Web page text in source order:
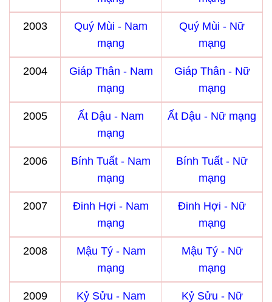
2003
Quý Mùi - Nam
mạng
Quý Mùi - Nữ
mạng
2004
Giáp Thân - Nam
mạng
Giáp Thân - Nữ
mạng
2005
Ất Dậu - Nam
mạng
Ất Dậu - Nữ mạng
2006
Bính Tuất - Nam
mạng
Bính Tuất - Nữ
mạng
2007
Đinh Hợi - Nam
mạng
Đinh Hợi - Nữ
mạng
2008
Mậu Tý - Nam
mạng
Mậu Tý - Nữ
mạng
2009
Kỷ Sửu - Nam
Kỷ Sửu - Nữ